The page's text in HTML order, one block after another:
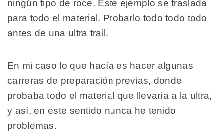
ningún tipo de roce. Este ejemplo se traslada
para todo el material. Probarlo todo todo todo
antes de una ultra trail.
En mi caso lo que hacía es hacer algunas
carreras de preparación previas, donde
probaba todo el material que llevaría a la ultra,
y así, en este sentido nunca he tenido
problemas.